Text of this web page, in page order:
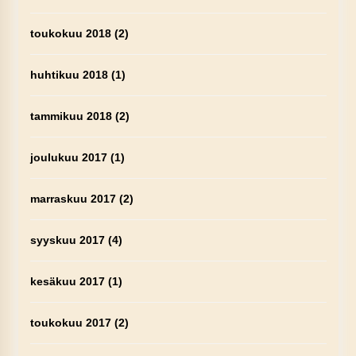
toukokuu 2018(2)
huhtikuu 2018(1)
tammikuu 2018(2)
joulukuu 2017(1)
marraskuu 2017(2)
syyskuu 2017(4)
kesäkuu 2017(1)
toukokuu 2017(2)